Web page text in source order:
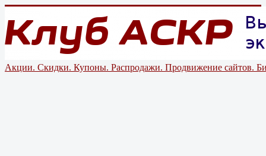
Акции. Скидки. Купоны. Распродажи. Продвижение сайтов.